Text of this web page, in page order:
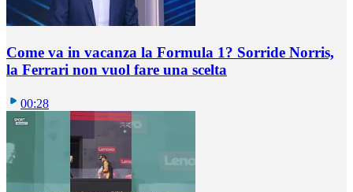
Come va in vacanza la Formula 1? Sorride Norris,
la Ferrari non vuol fare una scelta
00:28